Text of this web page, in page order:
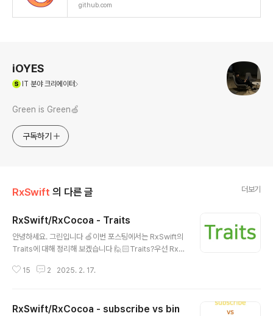
github.com
iOYES
IT 분야 크리에이터
Green is Green🍏
구독하기
RxSwift 의 다른 글 더보기
RxSwift/RxCocoa - Traits
안녕하세요. 그린입니다 🍏이번 포스팅에서는 RxSwift의
Traits에 대해 정리해 보겠습니다 🙋🏻Traits?우선 RxS
로는 특정한 액션을 강제하고 싶을때가 있을 수 있습니다.
nNext, onError, onCompleted 등을 다 처리했다면 T
15 2 2025. 2. 17.
RxSwift/RxCocoa - subscribe vs bin